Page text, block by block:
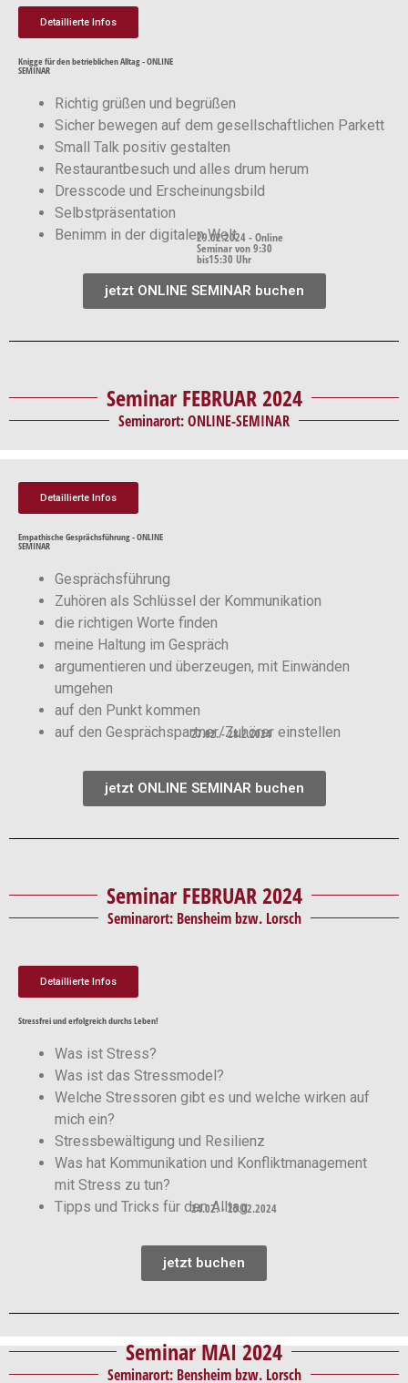
Detaillierte Infos
Knigge für den betrieblichen Alltag - ONLINE
SEMINAR
Richtig grüßen und begrüßen
Sicher bewegen auf dem gesellschaftlichen Parkett
Small Talk positiv gestalten
Restaurantbesuch und alles drum herum
Dresscode und Erscheinungsbild
Selbstpräsentation
Benimm in der digitalen Welt29.02.2024 - Online
Seminar von 9:30
bis15:30 Uhr
jetzt ONLINE SEMINAR buchen
Seminar FEBRUAR 2024
Seminarort: ONLINE-SEMINAR
Detaillierte Infos
Empathische Gesprächsführung - ONLINE
SEMINAR
Gesprächsführung
Zuhören als Schlüssel der Kommunikation
die richtigen Worte finden
meine Haltung im Gespräch
argumentieren und überzeugen, mit Einwänden
umgehen
auf den Punkt kommen
auf den Gesprächspartner/Zuhörer einstellen
27.02. - 28.2.2024
jetzt ONLINE SEMINAR buchen
Seminar FEBRUAR 2024
Seminarort: Bensheim bzw. Lorsch
Detaillierte Infos
Stressfrei und erfolgreich durchs Leben!
Was ist Stress?
Was ist das Stressmodel?
Welche Stressoren gibt es und welche wirken auf
mich ein?
Stressbewältigung und Resilienz
Was hat Kommunikation und Konfliktmanagement
mit Stress zu tun?
Tipps und Tricks für den Alltag
24.02. - 25.02.2024
jetzt buchen
Seminar MAI 2024
Seminarort: Bensheim bzw. Lorsch